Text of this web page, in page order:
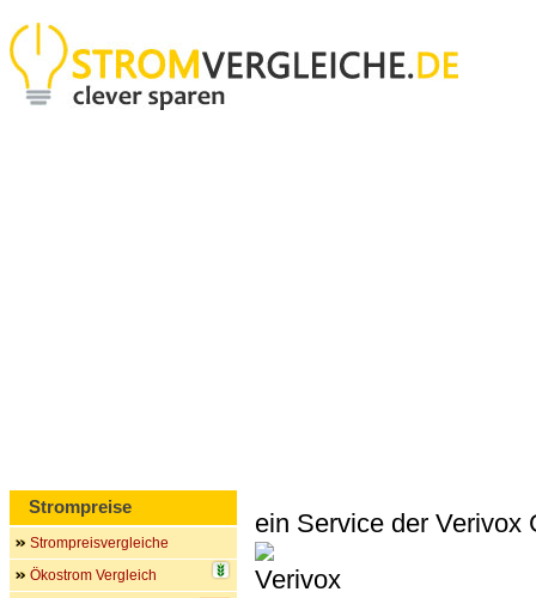
ein Service der Verivox
Strompreise
Strompreisvergleiche
Ökostrom Vergleich